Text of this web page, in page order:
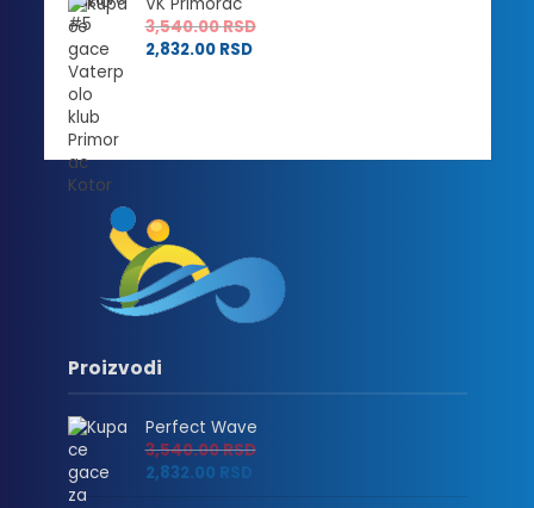
VK Primorac
3,540.00RSD
2,832.00 RSD
Proizvodi
Perfect Wave
3,540.00RSD
2,832.00 RSD